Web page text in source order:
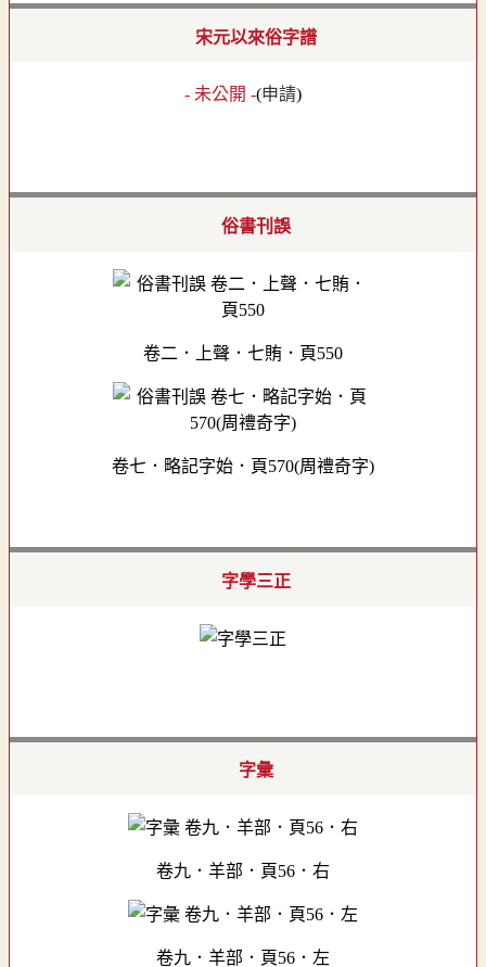
宋元以來俗字譜
- 未公開 -(申請)
俗書刊誤
卷二．上聲．七賄．頁550
卷七．略記字始．頁570(周禮奇字)
字學三正
字彙
卷九．羊部．頁56．右
卷九．羊部．頁56．左